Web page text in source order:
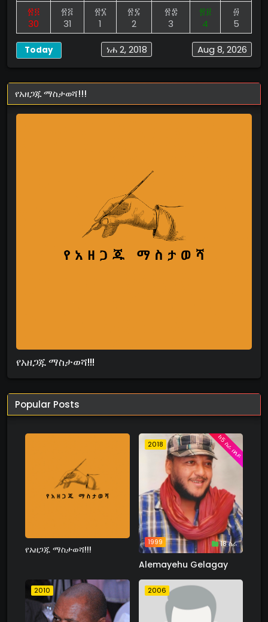
፳፬
30
፳፭
31
፳፮
1
፳፯
2
፳፰
3
፳፱
4
፴
5
Aug 8, 2026
ነሐ 2, 2018
Today
የአዘጋጁ ማስታወሻ!!!
የአዘጋጁ ማስታወሻ!!!
Popular Posts
የአዘጋጁ ማስታወሻ!!!
2018
1999 18 ስራ
ከ5 ስራ በላይ
Alemayehu Gelagay
2010 2006